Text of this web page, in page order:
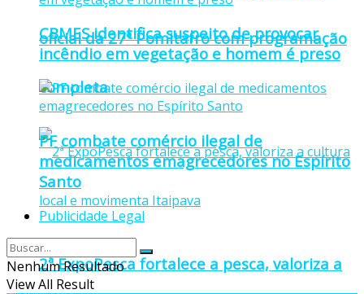
oficial da 27ª Pomitafro com programação
completa
2ª ExpoPesca fortalece a pesca, valoriza a
CBMES identifica suspeito de provocar
incêndio em vegetação e homem é preso
PF combate comércio ilegal de
medicamentos emagrecedores no Espírito
Santo
Publicidade Legal
Nenhum Resultado
View All Result